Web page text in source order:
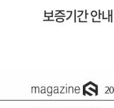
보증기간 안내